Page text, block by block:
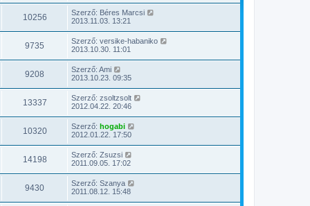
10256 Szerző: Béres Marcsi
2013.11.03. 13:21
9735 Szerző: versike-habaniko
2013.10.30. 11:01
9208 Szerző: Ami
2013.10.23. 09:35
13337 Szerző: zsoltzsolt
2012.04.22. 20:46
10320 Szerző: hogabi
2012.01.22. 17:50
14198 Szerző: Zsuzsi
2011.09.05. 17:02
9430 Szerző: Szanya
2011.08.12. 15:48